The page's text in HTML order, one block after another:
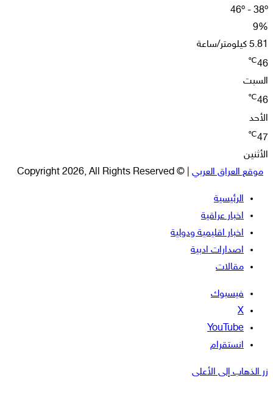
46º - 38º
9%
5.81 كيلومتر/ساعة
46
℃
السبت
46
℃
الأحد
47
℃
الأثنين
موقع العراق العربي | © Copyright 2026, All Rights Reserved
الرئيسية
اخبار عراقية
اخبار اقليمية ودولية
اصدارات ادبية
مقالات
فيسبوك
‫X
‫YouTube
انستقرام
زر الذهاب إلى الأعلى